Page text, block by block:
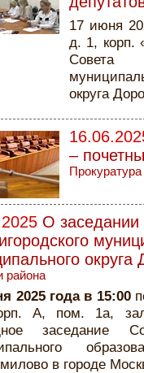
17 июня
д. 1, корп.
Совета
округа
–
О заседании
района
2025 года в 15:00
А, пом. 1а,
заседание
в городе